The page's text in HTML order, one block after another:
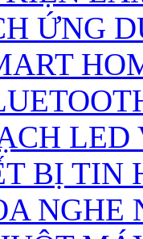
ỨNG
LED
BỊ TIN
NGHE